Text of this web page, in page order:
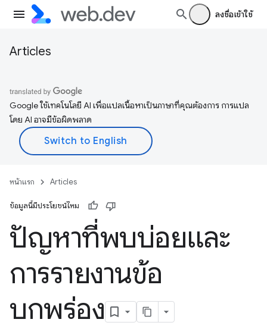
ลงชื่อเข้าใช้
Articles
Google ใช้เทคโนโลยี AI เพื่อแปลเนื้อหาเป็นภาษาที่คุณต้องการ การแปล
โดย AI อาจมีข้อผิดพลาด
หน้าแรก Articles
ข้อมูลนี้มีประโยชน์ไหม
ปัญหาที่พบบ่อยและ
การรายงานข้อ
บกพร่อง